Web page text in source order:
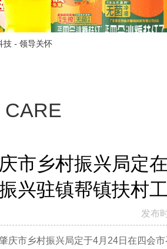
技 -领导关怀
CARE
市乡村振兴局定
兴驻镇帮镇扶村
发布
庆市乡村振兴局定于4月24日在四会